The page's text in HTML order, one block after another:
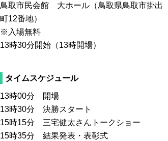
鳥取市民会館 大ホール（鳥取県鳥取市掛出
町12番地）
※入場無料
13時30分開始（13時開場）
タイムスケジュール
13時00分 開場
13時30分 決勝スタート
15時15分 三宅健太さんトークショー
15時35分 結果発表・表彰式